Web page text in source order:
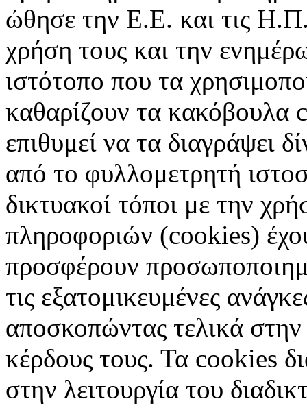
ώθησε την Ε.Ε. και τις
χρήση τους και την
ιστότοπο που τα
καθαρίζουν τα κακόβουλα
επιθυμεί να τα διαγράψει
από το φυλλομετρητή
δικτυακοί τόποι με την
πληροφοριών (cookies)
προσφέρουν
τις εξατομικευμένες
αποσκοπώντας τελικά
κέρδους τους. Τα cookies
στην λειτουργία του